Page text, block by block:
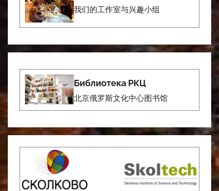
我们的工作室与兴趣小组
Библиотека РКЦ
北京俄罗斯文化中心图书馆